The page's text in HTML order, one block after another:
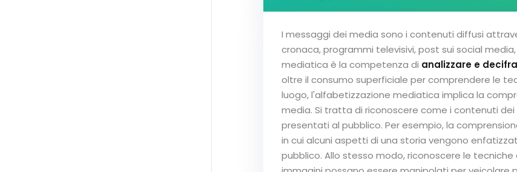
I messaggi dei media sono i contenuti diffusi
cronaca, programmi televisivi, post sui social
mediatica è la competenza di analizzare e
oltre il consumo superficiale per comprendere le
luogo, l'alfabetizzazione mediatica implica la
media. Si tratta di riconoscere come i contenuti
presentati al pubblico. Per esempio, la
in cui alcuni aspetti di una storia vengono
pubblico. Allo stesso modo, riconoscere le